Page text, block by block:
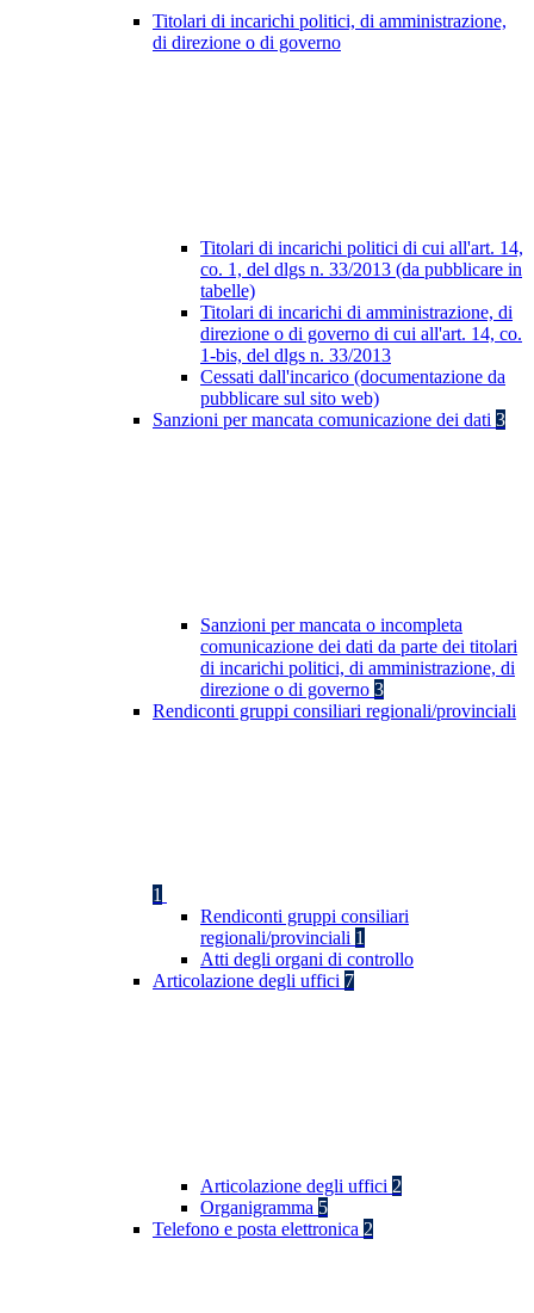
Titolari di incarichi politici, di amministrazione,
di direzione o di governo
Titolari di incarichi politici di cui all'art. 14,
co. 1, del dlgs n. 33/2013 (da pubblicare in
tabelle)
Titolari di incarichi di amministrazione, di
direzione o di governo di cui all'art. 14, co.
1-bis, del dlgs n. 33/2013
Cessati dall'incarico (documentazione da
pubblicare sul sito web)
Sanzioni per mancata comunicazione dei dati 3
Sanzioni per mancata o incompleta
comunicazione dei dati da parte dei titolari
di incarichi politici, di amministrazione, di
direzione o di governo 3
Rendiconti gruppi consiliari regionali/provinciali
1
Rendiconti gruppi consiliari
regionali/provinciali 1
Atti degli organi di controllo
Articolazione degli uffici 7
Articolazione degli uffici 2
Organigramma 5
Telefono e posta elettronica 2